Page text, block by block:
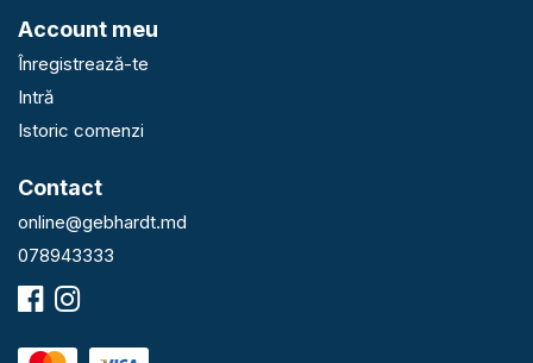
Account meu
Înregistrează-te
Intră
Istoric comenzi
Contact
online@gebhardt.md
078943333